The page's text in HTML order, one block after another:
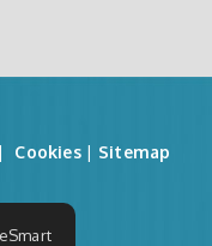
| Cookies | Sitemap